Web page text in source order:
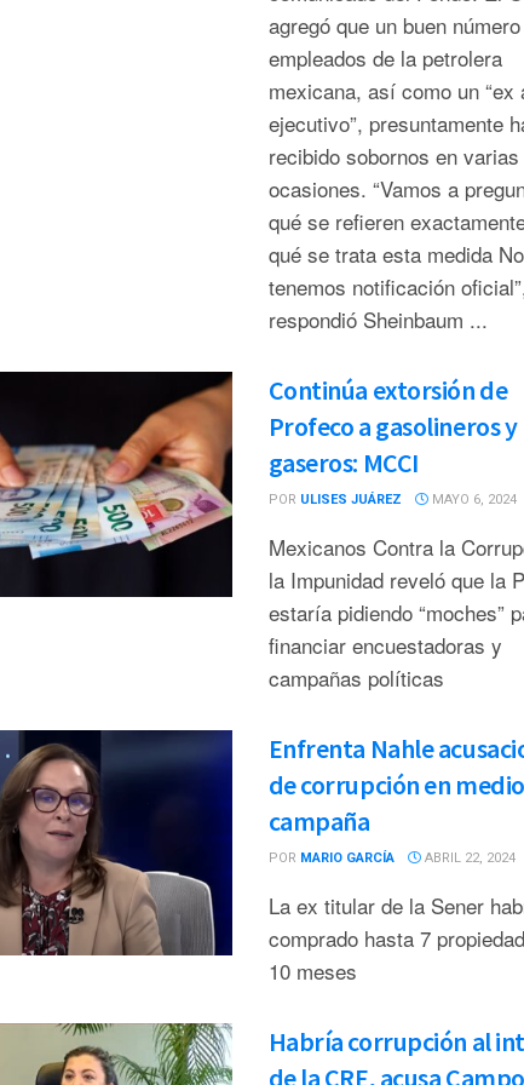
agregó que un buen
empleados de la petrolera
mexicana, así como un “ex
ejecutivo”, presuntamente
recibido sobornos en varias
ocasiones. “Vamos a
qué se refieren
qué se trata esta medida No
tenemos notificación
respondió Sheinbaum ...
Continúa extorsión de
Profeco a gasolineros y
gaseros: MCCI
POR ULISES JUÁREZ MAYO 6, 2024
Mexicanos Contra la
la Impunidad reveló que la
estaría pidiendo “moches”
financiar encuestadoras y
campañas políticas
Enfrenta Nahle
de corrupción en
campaña
POR MARIO GARCÍA ABRIL 22, 2024
La ex titular de la Sener
comprado hasta 7
10 meses
Habría corrupción al
de la CRE, acusa